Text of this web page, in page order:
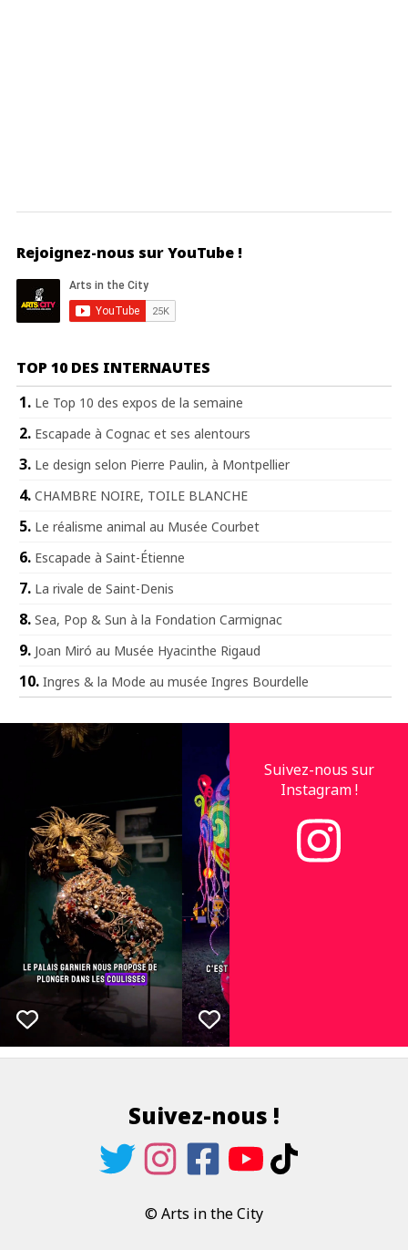
Rejoignez-nous sur YouTube !
TOP 10 DES INTERNAUTES
Le Top 10 des expos de la semaine
Escapade à Cognac et ses alentours
Le design selon Pierre Paulin, à Montpellier
CHAMBRE NOIRE, TOILE BLANCHE
Le réalisme animal au Musée Courbet
Escapade à Saint-Étienne
La rivale de Saint-Denis
Sea, Pop & Sun à la Fondation Carmignac
Joan Miró au Musée Hyacinthe Rigaud
Ingres & la Mode au musée Ingres Bourdelle
Suivez-nous sur
Instagram !
Suivez-nous !
© Arts in the City